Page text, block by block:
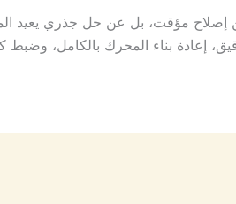
مؤقت، بل عن حل جذري يعيد
إعادة بناء المحرك بالكامل،